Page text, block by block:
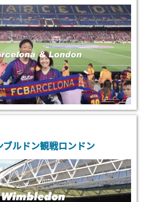
ブルドン観戦ロンドン